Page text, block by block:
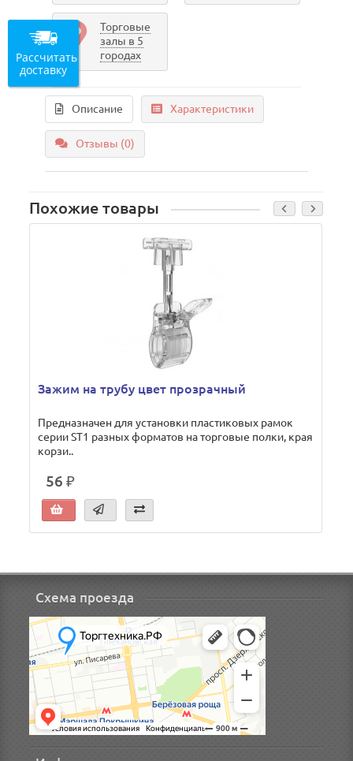
Торговые
залы в 5
городах
Описание Характеристики
Отзывы (0)
Похожие товары
Зажим на трубу цвет прозрачный
Предназначен для установки пластиковых рамок
серии ST1 разных форматов на торговые полки, края
корзи..
56 ₽
Схема проезда
Рассчитать
доставку